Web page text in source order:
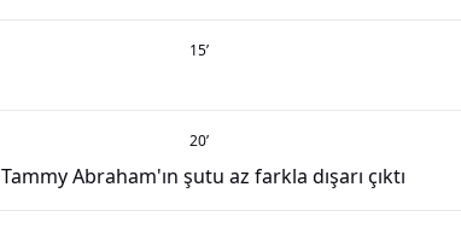
15’
20’
Tammy Abraham'ın şutu az farkla dışarı çıktı